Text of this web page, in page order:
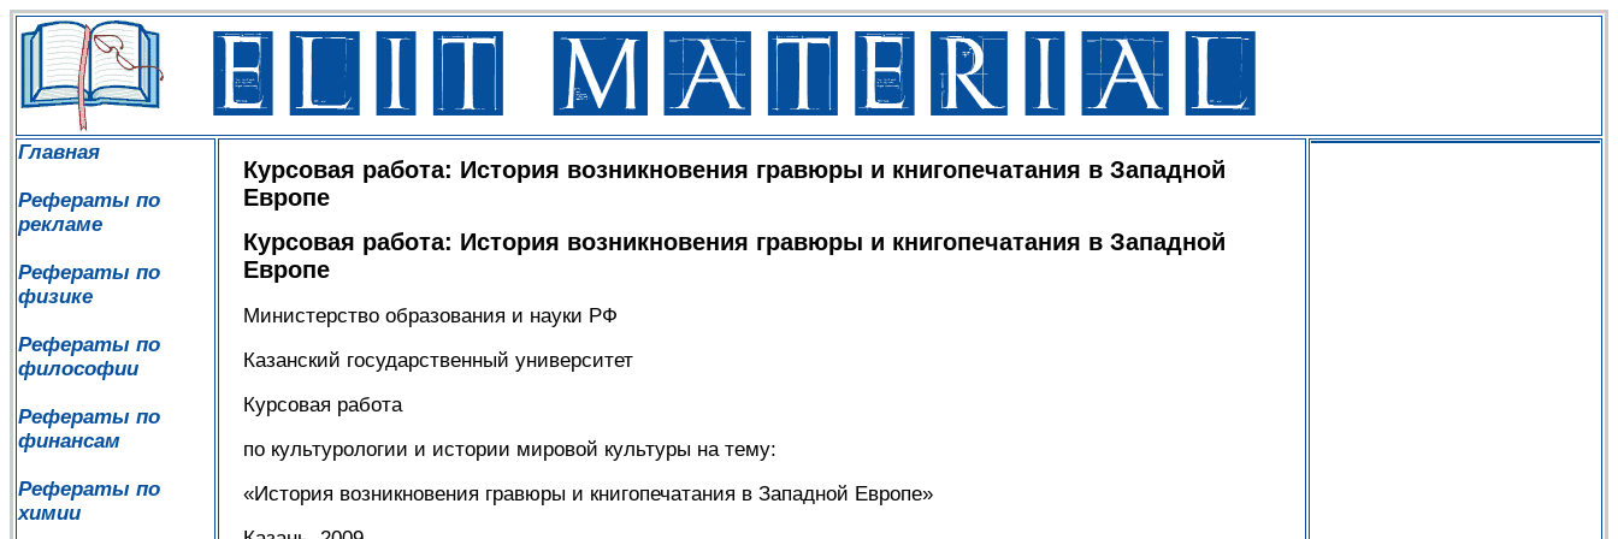
Главная
Рефераты по
рекламе
Рефераты по
физике
Рефераты по
философии
Рефераты по
финансам
Рефераты по
химии
Курсовая работа: История возникновения гравюры и книгопечатания в Западной
Европе
Курсовая работа: История возникновения гравюры и книгопечатания в Западной
Европе
Министерство образования и науки РФ
Казанский государственный университет
Курсовая работа
по культурологии и истории мировой культуры на тему:
«История возникновения гравюры и книгопечатания в Западной Европе»